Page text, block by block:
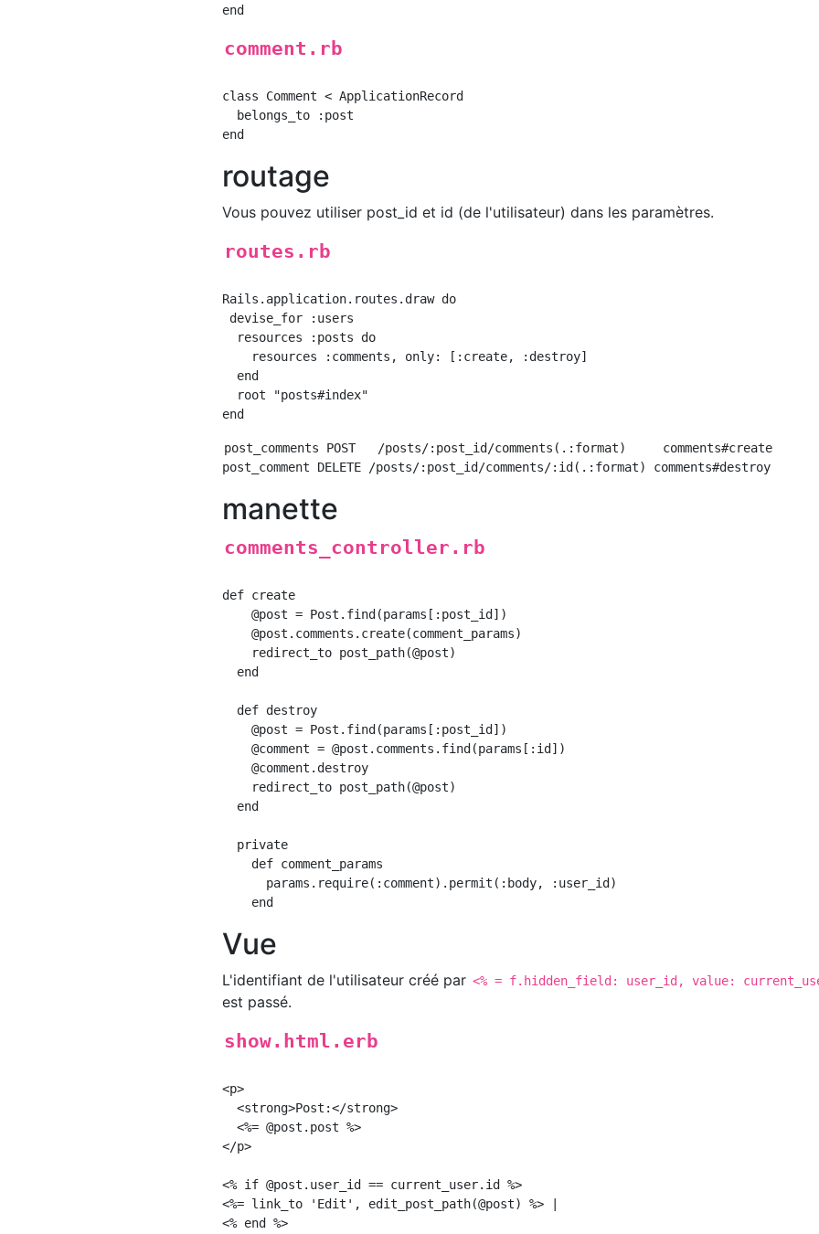
comment.rb
class Comment < ApplicationRecord
  belongs_to :post
routage
Vous pouvez utiliser post_id et id (de l'utilisateur) dans les paramètres.
routes.rb
Rails.application.routes.draw do
devise_for :users
  resources :posts do
    resources :comments, only: [:create, :destroy]
  end
  root "posts#index"
post_comments POST   /posts/:post_id/comments(.:format)     comments#create
manette
comments_controller.rb
def create
    @post = Post.find(params[:post_id])
    @post.comments.create(comment_params)
    redirect_to post_path(@post)
  end
  def destroy
    @post = Post.find(params[:post_id])
    @comment = @post.comments.find(params[:id])
    @comment.destroy
    redirect_to post_path(@post)
  end
  private
    def comment_params
      params.require(:comment).permit(:body, :user_id)
Vue
L'identifiant de l'utilisateur créé par <% = f.hidden_field: user_id, value:
est passé.
show.html.erb
<p>
  <strong>Post:</strong>
  <%= @post.post %>
</p>
<% if @post.user_id == current_user.id %>
<%= link_to 'Edit', edit_post_path(@post) %> |
<% end %>